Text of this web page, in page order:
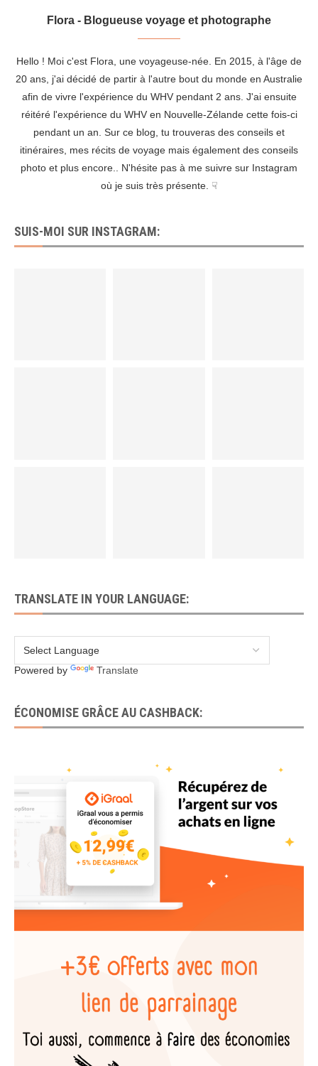
Flora - Blogueuse voyage et photographe
Hello ! Moi c'est Flora, une voyageuse-née. En 2015, à l'âge de
20 ans, j'ai décidé de partir à l'autre bout du monde en Australie
afin de vivre l'expérience du WHV pendant 2 ans. J'ai ensuite
réitéré l'expérience du WHV en Nouvelle-Zélande cette fois-ci
pendant un an. Sur ce blog, tu trouveras des conseils et
itinéraires, mes récits de voyage mais également des conseils
photo et plus encore.. N'hésite pas à me suivre sur Instagram
où je suis très présente. ☟
SUIS-MOI SUR INSTAGRAM:
TRANSLATE IN YOUR LANGUAGE:
Powered by Translate
ÉCONOMISE GRÂCE AU CASHBACK: